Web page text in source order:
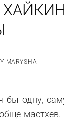
MARYSHA
бы одну,